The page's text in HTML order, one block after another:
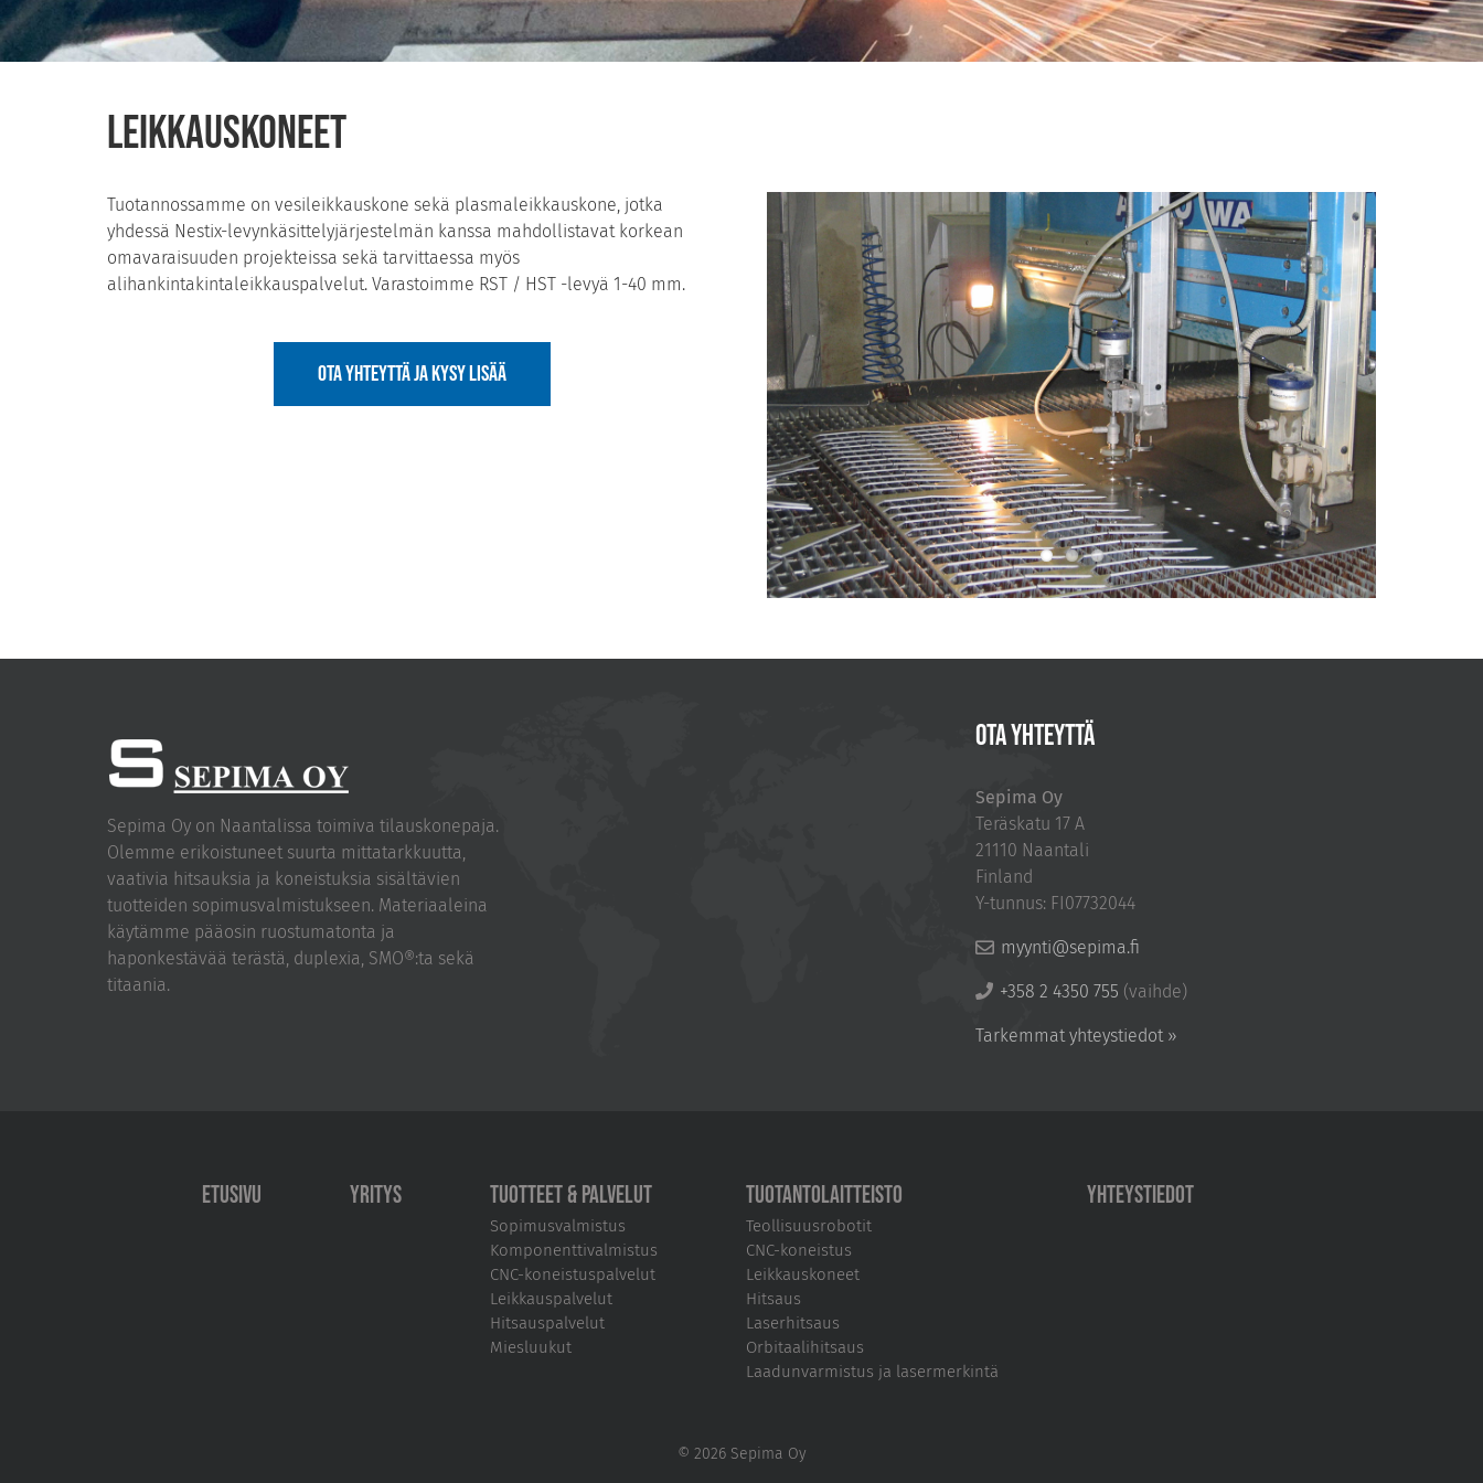
Leikkauskoneet
Tuotannossamme on vesileikkauskone sekä plasmaleikkauskone, jotka
yhdessä Nestix-levynkäsittelyjärjestelmän kanssa mahdollistavat korkean
omavaraisuuden projekteissa sekä tarvittaessa myös
alihankintakintaleikkauspalvelut. Varastoimme RST / HST -levyä 1-40 mm.
OTA YHTEYTTÄ JA KYSY LISÄÄ
Sepima Oy on Naantalissa toimiva tilauskonepaja.
Olemme erikoistuneet suurta mittatarkkuutta,
vaativia hitsauksia ja koneistuksia sisältävien
tuotteiden sopimusvalmistukseen. Materiaaleina
käytämme pääosin ruostumatonta ja
haponkestävää terästä, duplexia, SMO®:ta sekä
titaania.
OTA YHTEYTTÄ
Sepima Oy
Teräskatu 17 A
21110 Naantali
Finland
Y-tunnus: FI07732044
myynti@sepima.fi
+358 2 4350 755 (vaihde)
Tarkemmat yhteystiedot »
Etusivu Yritys Tuotteet & palvelut
Sopimusvalmistus
Komponenttivalmistus
CNC-koneistuspalvelut
Leikkauspalvelut
Hitsauspalvelut
Miesluukut
Tuotantolaitteisto
Teollisuusrobotit
CNC-koneistus
Leikkauskoneet
Hitsaus
Laserhitsaus
Orbitaalihitsaus
Laadunvarmistus ja lasermerkintä
Yhteystiedot
© 2026 Sepima Oy